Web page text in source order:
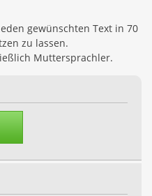
gewünschten Text in 70
zu lassen.
Muttersprachler.